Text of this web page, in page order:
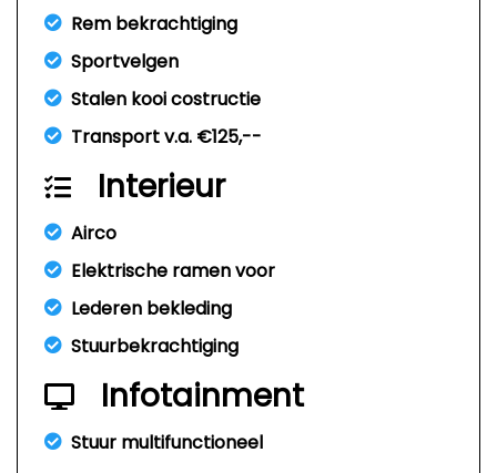
Rem bekrachtiging
Sportvelgen
Stalen kooi costructie
Transport v.a. €125,--
Interieur
Airco
Elektrische ramen voor
Lederen bekleding
Stuurbekrachtiging
Infotainment
Stuur multifunctioneel